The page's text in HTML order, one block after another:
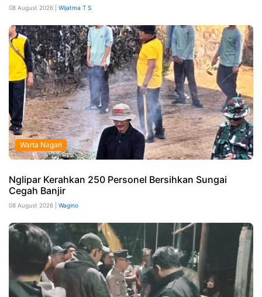
08 August 2026 | Wijatma T S
Warta Nagari
Nglipar Kerahkan 250 Personel Bersihkan Sungai
Cegah Banjir
08 August 2026 | Wagino